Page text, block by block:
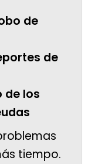
de
de
de los
tiempo.